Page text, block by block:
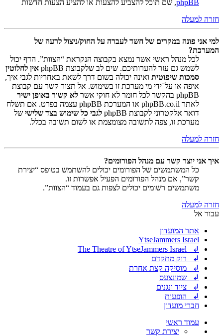
phpBB, שם תוכל להצביע להצעות או להציע הצעות חדשות
חזרה למעלה
למי אני פונה במקרים של חשד לעברה על החוק/ניצול לרעה של
המערכת?
לכל מנהל ראשי אשר נמצא בקבוצה הנקראת “הצוות”. הדף יכול
לשמש גם עזר להערותיכם. שים לב שלקבוצת phpBB
אין לחלוטין
סמכות שיפוטית ואינה יכולה בשום דרך לשאת באחריות לגבי איך,
איפה או על־ידי מי מערכת זו בשימוש. אל תצור קשר עם קבוצת
phpBB בהקשר לכל חומר לא חוקי אשר
לא קשור באופן ישיר
לאתר phpBB.co.il או המערכת phpBB עצמה בפרט. אם תשלח
דואר אלקטרוני לקבוצת phpBB
לגבי כל שימוש בצד שלישי של
מערכת זו, צפה לתשובה מצומצמת או לשום תשובה בכלל.
חזרה למעלה
איך אני יוצר קשר עם מנהל הפורומים?
כל המשתמשים של הפורומים יכולים להשתמש בטופס “יצירת
קשר”, אם מנהל הפורומים הפעיל אפשרות זו.
משתמשים רשומים יכולים לצפות גם בעמוד “הצוות”.
חזרה למעלה
עבור אל
אתר המועדון
YtseJammers Israel
↲ The Theatre of YtseJammers Israel
↲ רוק מתקדם
↲ מוסיקה קצת אחרת
↲ שמונצעס
↲ ציוד ונגנים
↲ הופעות
חברי מועדון
עמוד ראשי
יצירת קשר